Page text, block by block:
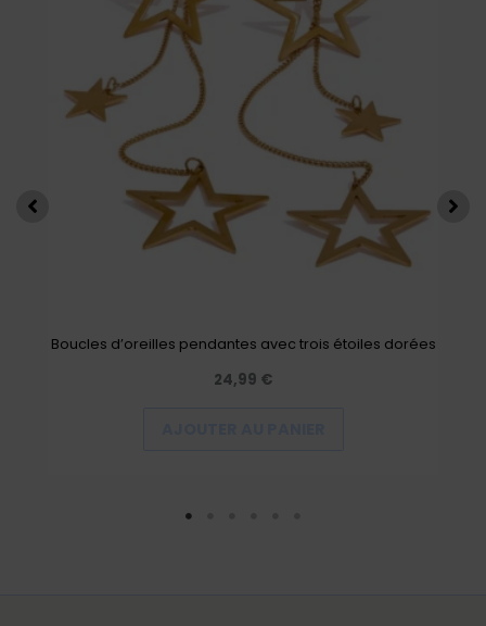
Boucles d’oreilles pendantes avec trois étoiles dorées
24,99 €